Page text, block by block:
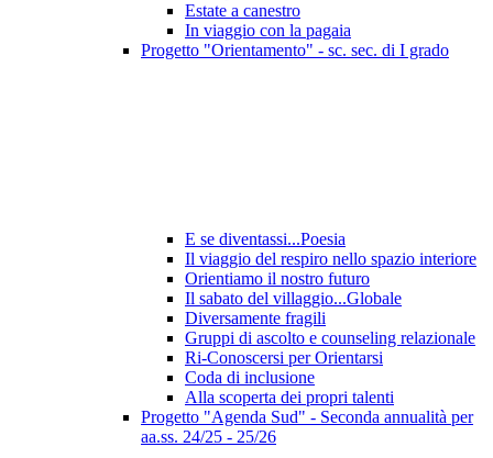
Estate a canestro
In viaggio con la pagaia
Progetto "Orientamento" - sc. sec. di I grado
E se diventassi...Poesia
Il viaggio del respiro nello spazio interiore
Orientiamo il nostro futuro
Il sabato del villaggio...Globale
Diversamente fragili
Gruppi di ascolto e counseling relazionale
Ri-Conoscersi per Orientarsi
Coda di inclusione
Alla scoperta dei propri talenti
Progetto "Agenda Sud" - Seconda annualità per
aa.ss. 24/25 - 25/26